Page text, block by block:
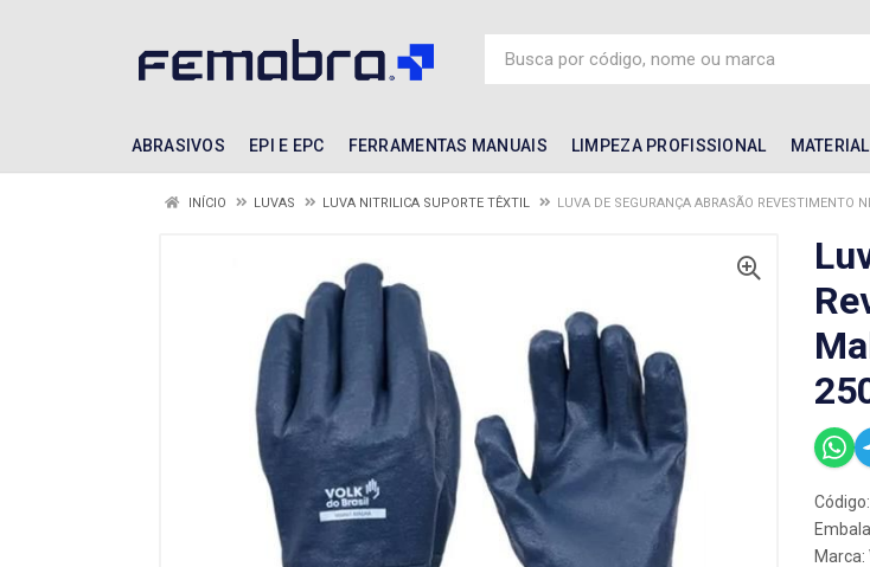
ABRASIVOS EPI E EPC FERRAMENTAS MANUAIS LIMPEZA PROFISSIONAL
INÍCIO LUVAS LUVA NITRILICA SUPORTE TÊXTIL LUVA DE SEGURANÇA ABRASÃO
Marca: